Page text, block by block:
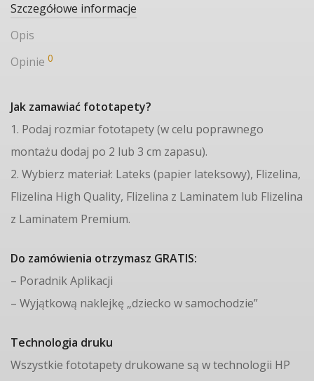
Szczegółowe informacje
Opis
Opinie 0
Jak zamawiać fototapety?
1. Podaj rozmiar fototapety (w celu poprawnego
montażu dodaj po 2 lub 3 cm zapasu).
2. Wybierz materiał: Lateks (papier lateksowy), Flizelina,
Flizelina High Quality, Flizelina z Laminatem lub Flizelina
z Laminatem Premium.
Do zamówienia otrzymasz GRATIS:
– Poradnik Aplikacji
– Wyjątkową naklejkę „dziecko w samochodzie”
Technologia druku
Wszystkie fototapety drukowane są w technologii HP